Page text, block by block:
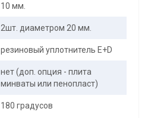
10 мм.
2шт. диаметром 20 мм.
резиновый уплотнитель E+D
нет (доп. опция - плита
минваты или пенопласт)
180 градусов